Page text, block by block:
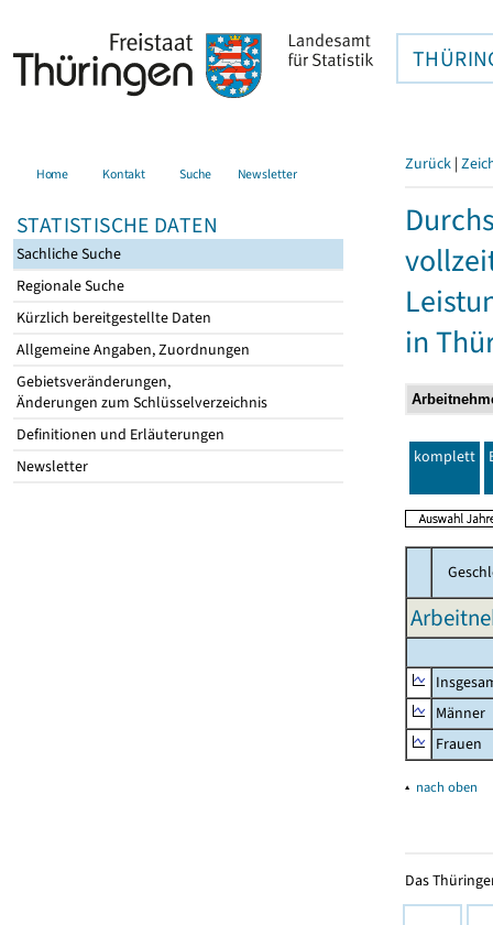
Home Kontakt Suche Newsletter
STATISTISCHE DATEN
Sachliche Suche
Regionale Suche
Kürzlich bereitgestellte Daten
Allgemeine Angaben, Zuordnungen
Gebietsveränderungen,
Änderungen zum Schlüsselverzeichnis
Definitionen und Erläuterungen
Newsletter
Zurück |
in
komplett
Männer
Frauen
▴ nach oben
Das